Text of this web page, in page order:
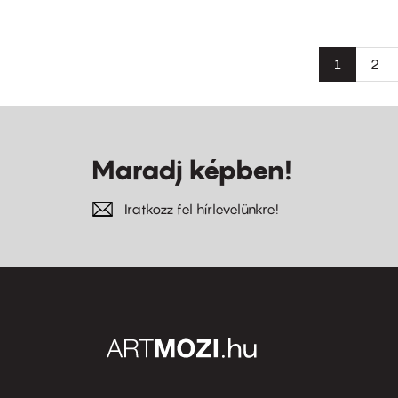
Jelenlegi
oldal
1 Oldal
2
Maradj képben!
Iratkozz fel hírlevelünkre!